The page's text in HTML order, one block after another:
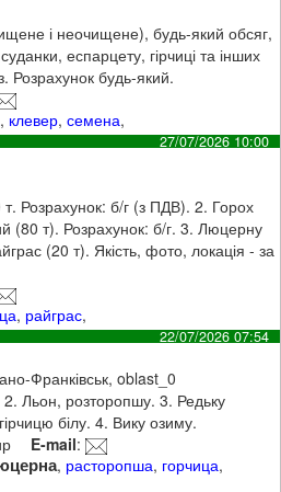
і неочищене), будь-який обсяг,
еспарцету, гірчиці та інших
Розрахунок будь-який.
, клевер,семена,
27/07/2026 10:00
Розрахунок: б/г (з ПДВ). 2. Горох
(80 т). Розрахунок: б/г. 3. Люцерну
(20 т). Якість, фото, локація - за
, райграс,
22/07/2026 07:54
Франківськ, oblast_0
Льон, розторопшу. 3. Редьку
білу. 4. Вику озиму.
E-mail:
, расторопша, горчица,